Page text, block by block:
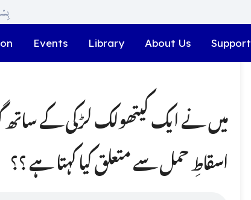
Events Library About Us Support
اسقاطِ حمل سے متعلق کیا کہتا ہے ؟؟